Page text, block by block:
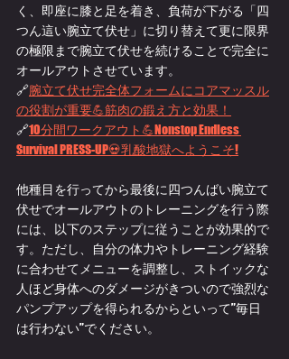
く、即座に膝と足を着き、負荷が下がる「四
つん這い腕立て伏せ」に切り替えて更に限界
の極限まで腕立て伏せを続けることで完全に
オールアウトさせています。
🔗腕立て伏せ完全体フォームにコアマッスル
の役割が重要💪筋肉の鍛え方と効果！
🔗10分間ワークアウト💪Nonstop Endless
Survival PRESS-UP💀乳酸地獄へようこそ!
他種目を行ってから最後に四つんばい腕立て
伏せでオールアウトのトレーニングを行う際
には、以下のステップに従うことが効果的で
す。ただし、自分の体力やトレーニング経験
に合わせてメニューを調整し、ストイックな
人ほど身体へのダメージがきついので強烈な
パンプアップを得られるからといって”毎日
は行わない”でください。